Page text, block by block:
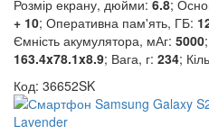
Розмір екрану, дюйми: 6.8;
+ 10; Оперативна пам'ять, ГБ:
Ємність акумулятора, мАг: 5000
163.4x78.1x8.9; Вага, г: 234;
Код: 36652SK